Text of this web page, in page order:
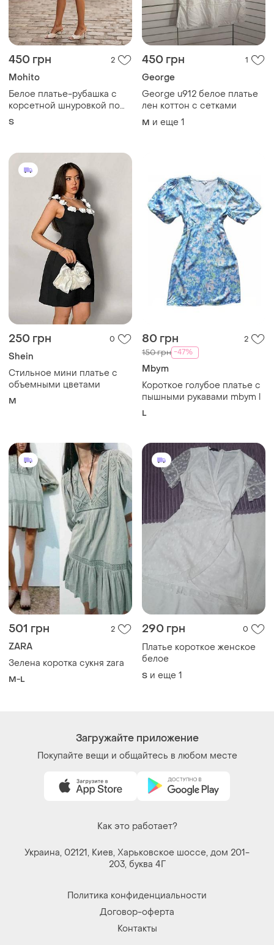
450 грн 2
Mohito
Белое платье-рубашка с
корсетной шнуровкой по
бокам mohito, s/36
S
450 грн 1
George
George u912 белое платье
лен коттон с сетками
M и еще 1
250 грн 0
Shein
Стильное мини платье с
объемными цветами
M
80 грн 2
150 грн -47%
Mbym
Короткое голубое платье с
пышными рукавами mbym l
L
501 грн 2
ZARA
Зелена коротка сукня zara
M-L
290 грн 0
Платье короткое женское
белое
S и еще 1
Загружайте приложение
Покупайте вещи и общайтесь в любом месте
Как это работает?
Украина, 02121, Киев, Харьковское шоссе, дом 201-
203, буква 4Г
Политика конфиденциальности
Договор-оферта
Контакты